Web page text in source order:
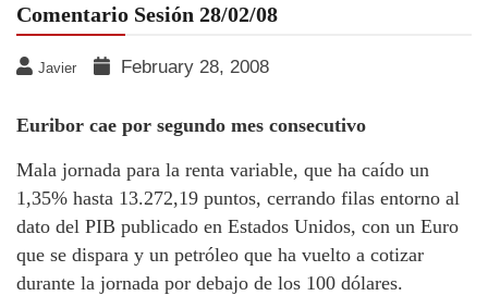
Comentario Sesión 28/02/08
Javier February 28, 2008
Euribor cae por segundo mes consecutivo
Mala jornada para la renta variable, que ha caído un
1,35% hasta 13.272,19 puntos, cerrando filas entorno al
dato del PIB publicado en Estados Unidos, con un Euro
que se dispara y un petróleo que ha vuelto a cotizar
durante la jornada por debajo de los 100 dólares.